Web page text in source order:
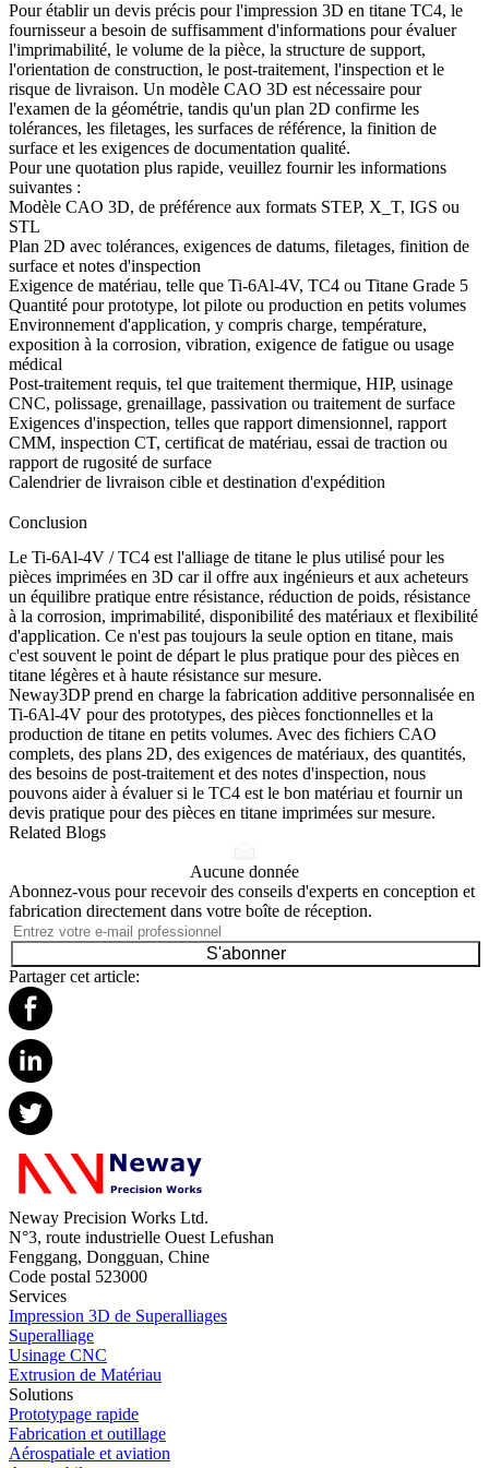
Pour établir un devis précis pour l'impression 3D en titane TC4, le
fournisseur a besoin de suffisamment d'informations pour évaluer
l'imprimabilité, le volume de la pièce, la structure de support,
l'orientation de construction, le post-traitement, l'inspection et le
risque de livraison. Un modèle CAO 3D est nécessaire pour
l'examen de la géométrie, tandis qu'un plan 2D confirme les
tolérances, les filetages, les surfaces de référence, la finition de
surface et les exigences de documentation qualité.
Pour une quotation plus rapide, veuillez fournir les informations
suivantes :
Modèle CAO 3D, de préférence aux formats STEP, X_T, IGS ou
STL
Plan 2D avec tolérances, exigences de datums, filetages, finition de
surface et notes d'inspection
Exigence de matériau, telle que Ti-6Al-4V, TC4 ou Titane Grade 5
Quantité pour prototype, lot pilote ou production en petits volumes
Environnement d'application, y compris charge, température,
exposition à la corrosion, vibration, exigence de fatigue ou usage
médical
Post-traitement requis, tel que traitement thermique, HIP, usinage
CNC, polissage, grenaillage, passivation ou traitement de surface
Exigences d'inspection, telles que rapport dimensionnel, rapport
CMM, inspection CT, certificat de matériau, essai de traction ou
rapport de rugosité de surface
Calendrier de livraison cible et destination d'expédition
Conclusion
Le Ti-6Al-4V / TC4 est l'alliage de titane le plus utilisé pour les
pièces imprimées en 3D car il offre aux ingénieurs et aux acheteurs
un équilibre pratique entre résistance, réduction de poids, résistance
à la corrosion, imprimabilité, disponibilité des matériaux et flexibilité
d'application. Ce n'est pas toujours la seule option en titane, mais
c'est souvent le point de départ le plus pratique pour des pièces en
titane légères et à haute résistance sur mesure.
Neway3DP prend en charge la fabrication additive personnalisée en
Ti-6Al-4V pour des prototypes, des pièces fonctionnelles et la
production de titane en petits volumes. Avec des fichiers CAO
complets, des plans 2D, des exigences de matériaux, des quantités,
des besoins de post-traitement et des notes d'inspection, nous
pouvons aider à évaluer si le TC4 est le bon matériau et fournir un
devis pratique pour des pièces en titane imprimées sur mesure.
Related Blogs
Aucune donnée
Abonnez-vous pour recevoir des conseils d'experts en conception et
fabrication directement dans votre boîte de réception.
S'abonner
Partager cet article:
Neway Precision Works Ltd.
N°3, route industrielle Ouest Lefushan
Fenggang, Dongguan, Chine
Code postal 523000
Services
Impression 3D de Superalliages
Superalliage
Usinage CNC
Extrusion de Matériau
Solutions
Prototypage rapide
Fabrication et outillage
Aérospatiale et aviation